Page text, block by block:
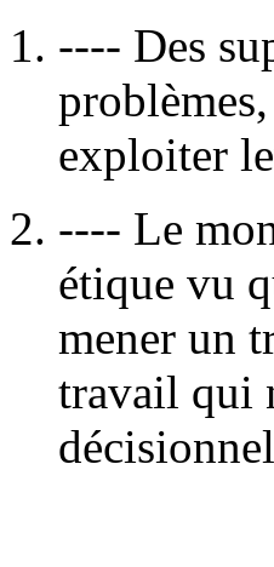
---- Des
exploiter
---- Le
étique vu
mener un
travail qui